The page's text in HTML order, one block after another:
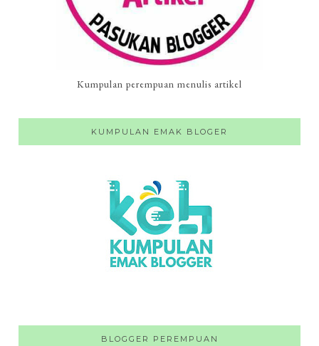
Kumpulan perempuan menulis artikel
KUMPULAN EMAK BLOGER
BLOGGER PEREMPUAN